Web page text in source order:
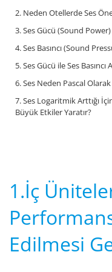
2. Neden Otellerde Ses
3. Ses Gücü (Sound
4. Ses Basıncı (Sound
5. Ses Gücü ile Ses
6. Ses Neden Pascal
7. Ses Logaritmik Arttığı
Büyük Etkiler Yaratır?
1.İç
Edilmesi